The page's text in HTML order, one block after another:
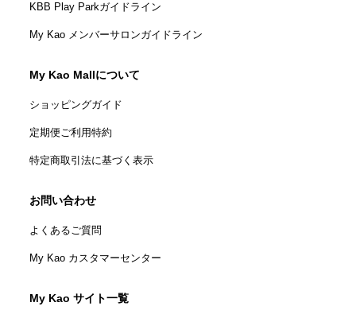
KBB Play Parkガイドライン
My Kao メンバーサロンガイドライン
My Kao Mallについて
ショッピングガイド
定期便ご利用特約
特定商取引法に基づく表示
お問い合わせ
よくあるご質問
My Kao カスタマーセンター
My Kao サイト一覧